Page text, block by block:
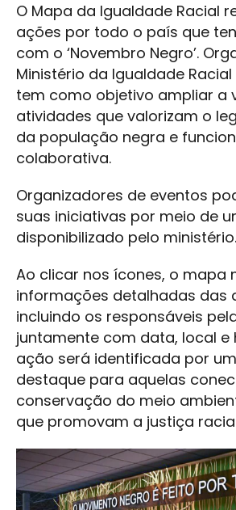
O Mapa da Igualdade Racial
ações por todo o país que
com o ‘Novembro Negro’.
Ministério da Igualdade
tem como objetivo ampliar a
atividades que valorizam o
da população negra e
colaborativa.
Organizadores de eventos
suas iniciativas por meio de
disponibilizado pelo ministério.
Ao clicar nos ícones, o mapa
informações detalhadas das
incluindo os responsáveis
juntamente com data, local e
ação será identificada por
destaque para aquelas
conservação do meio
que promovam a justiça